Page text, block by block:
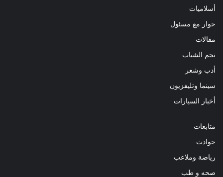
أسلاميات
حوار مع مسئول
مقالات
نجم الشباب
أدب وشعر
سينما وتليفزيون
أخبار السيارات
متابعات
حوادث
رياضة وملاعب
صحه و طب